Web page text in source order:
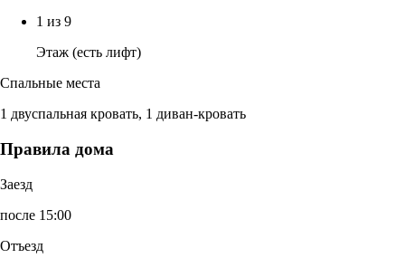
1 из 9
Этаж (есть лифт)
Спальные места
1 двуспальная кровать, 1 диван-кровать
Правила дома
Заезд
после 15:00
Отъезд